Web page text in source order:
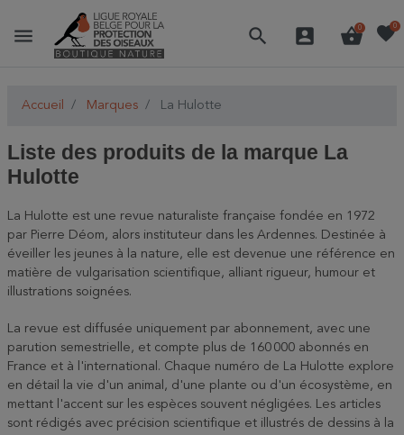
menu search account_box shopping_basket
0 favorite0
Accueil Marques La Hulotte
Liste des produits de la marque La
Hulotte
La Hulotte est une revue naturaliste française fondée en 1972
par Pierre Déom, alors instituteur dans les Ardennes. Destinée à
éveiller les jeunes à la nature, elle est devenue une référence en
matière de vulgarisation scientifique, alliant rigueur, humour et
illustrations soignées.
La revue est diffusée uniquement par abonnement, avec une
parution semestrielle, et compte plus de 160 000 abonnés en
France et à l'international. Chaque numéro de La Hulotte explore
en détail la vie d'un animal, d'une plante ou d'un écosystème, en
mettant l'accent sur les espèces souvent négligées. Les articles
sont rédigés avec précision scientifique et illustrés de dessins à la